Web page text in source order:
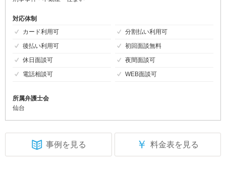
対応体制
カード利用可
分割払い利用可
後払い利用可
初回面談無料
休日面談可
夜間面談可
電話相談可
WEB面談可
所属弁護士会
仙台
事例を見る ￥ 料金表を見る